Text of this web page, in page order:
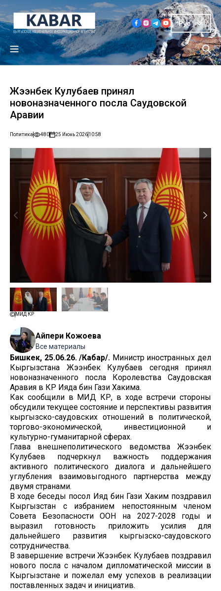
Рус
Жээнбек Кулубаев принял
новоназначенного посла Саудовской
Аравии
Политика 480 25 Июнь 202610:58
МИД КР
Айпери Кожоева
Все материалы
Бишкек, 25.06.26. /Кабар/. Министр иностранных дел
Кыргызстана Жээнбек Кулубаев сегодня принял
новоназначенного посла Королевства Саудовская
Аравия в КР Ияда бин Гази Хакима.
Как сообщили в МИД КР, в ходе встречи стороны
обсудили текущее состояние и перспективы развития
кыргызско-саудовских отношений в политической,
торгово-экономической, инвестиционной и
культурно-гуманитарной сферах.
Глава внешнеполитического ведомства Жээнбек
Кулубаев подчеркнул важность поддержания
активного политического диалога и дальнейшего
углубления взаимовыгодного партнерства между
двумя странами.
В ходе беседы посол Ияд бин Гази Хаким поздравил
Кыргызстан с избранием непостоянным членом
Совета Безопасности ООН на 2027-2028 годы и
выразил готовность приложить усилия для
дальнейшего развития кыргызско-саудовского
сотрудничества.
В завершение встречи Жээнбек Кулубаев поздравил
нового посла с началом дипломатической миссии в
Кыргызстане и пожелал ему успехов в реализации
поставленных задач и инициатив.